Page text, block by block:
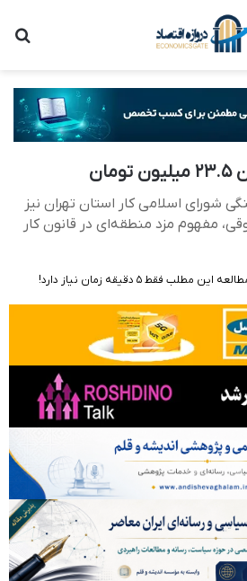
شورای اسلامی کار استان تهران نیز
مفهوم مزد منطقه‌ای در قانون کار
این مطلب فقط ۵ دقیقه زمان نیاز دارد!